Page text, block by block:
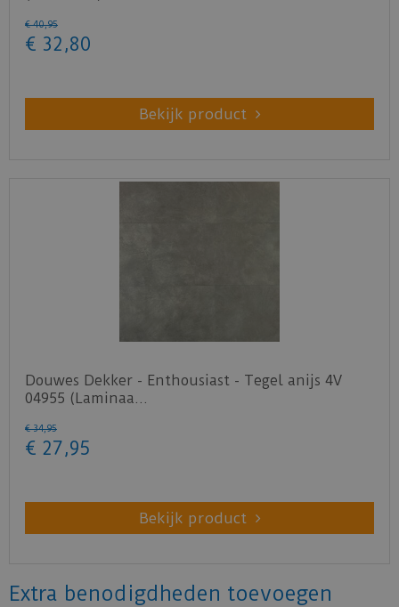
€ 40,95
€ 32 ,80
Bekijk product
Douwes Dekker - Enthousiast - Tegel anijs 4V
04955 (Laminaa…
€ 34,95
€ 27,95
Bekijk product
Extra benodigdheden toevoegen